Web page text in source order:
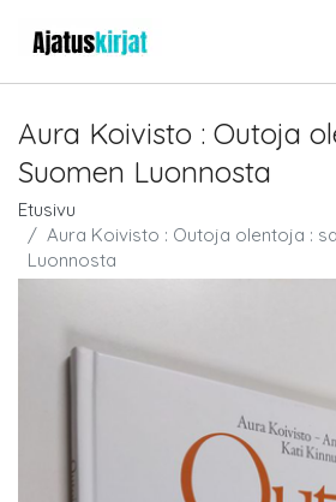
Aura Koivisto : Outoja
Suomen Luonnosta
Etusivu
Aura Koivisto : Outoja olentoja :
Luonnosta